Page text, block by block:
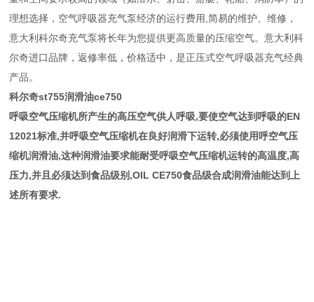
理想选择，空气呼吸器充气泵经济的运行费用,简易的维护、维修，
意大利科尔奇充气泵将长年为您提供更高质量的压缩空气。意大利科
尔奇进口品牌，返修率低，价格适中，是正压式空气呼吸器充气经典
产品。
科尔奇st755润滑油ce750
呼吸空气压缩机所产生的高压空气供人呼吸,要使空气达到呼吸的EN
12021标准,并呼吸空气压缩机在良好润滑下运转,必须使用呼空气压
缩机润滑油,这种润滑油要求能耐受呼吸空气压缩机运转的高温度,高
压力,并且必须达到食品级别,OIL CE750食品级合成润滑油能达到上
述所有要求.